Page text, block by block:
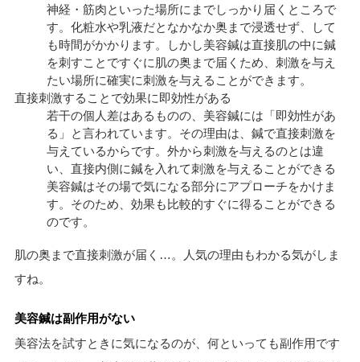
神経・筋肉といった場所にまでしっかり届くところで
す。化粧水や乳液だとなかなか奥まで浸透せず、して
も時間がかかります。しかし美容鍼は直接肌の中に鍼
を刺すことですぐに肌の奥まで届くため、刺激を与え
たい場所に確実に刺激を与えることができます。
直接刺激することで効果に即効性がある
若干の個人差はあるものの、美容鍼には「即効性があ
る」と言われています。その理由は、鍼で直接刺激を
与えているからです。外から刺激を与えるのとは違
い、直接内側に鍼を入れて刺激を与えることができる
美容鍼はその場で気になる部分にアプローチをかけま
す。そのため、効果も比較的すぐに得ることができる
のです。
肌の奥まで直接刺激が届く…。人気の理由もわかる気がしま
すね。
美容鍼は副作用がない
美容法を試すときに気になるのが、何といっても副作用です